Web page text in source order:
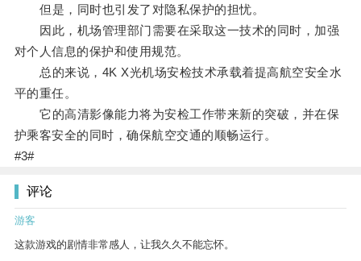
但是，同时也引发了对隐私保护的担忧。
因此，机场管理部门需要在采取这一技术的同时，加强
对个人信息的保护和使用规范。
总的来说，4K X光机场安检技术承载着提高航空安全水
平的重任。
它的高清影像能力将为安检工作带来新的突破，并在保
护乘客安全的同时，确保航空交通的顺畅运行。
#3#
评论
游客
这款游戏的剧情非常感人，让我久久不能忘怀。